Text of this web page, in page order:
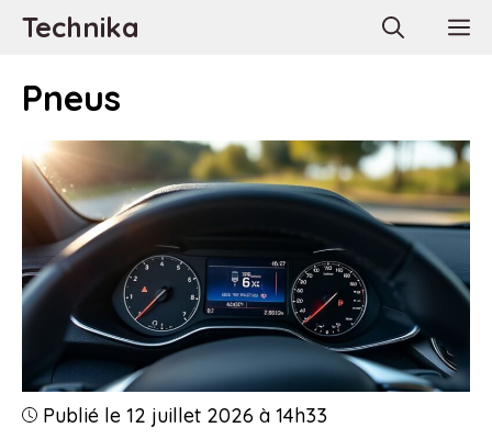
AllerTechnika
Pneus
Publié le 12 juillet 2026 à 14h33